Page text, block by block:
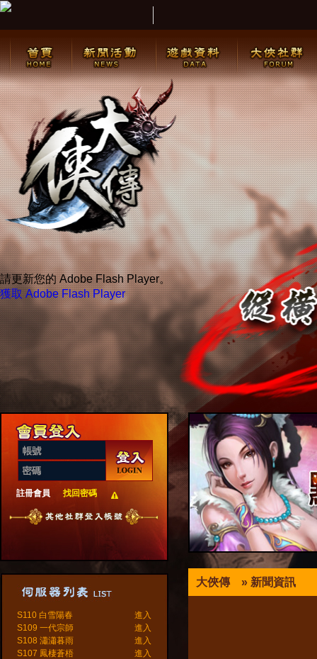
請更新您的 Adobe Flash Player。
獲取 Adobe Flash Player
註冊會員 找回密碼
進入
S110 白雪陽春
進入
S109 一代宗師
進入
S108 瀟瀟暮雨
進入
S107 鳳棲蒼梧
大俠傳 » 新聞資訊